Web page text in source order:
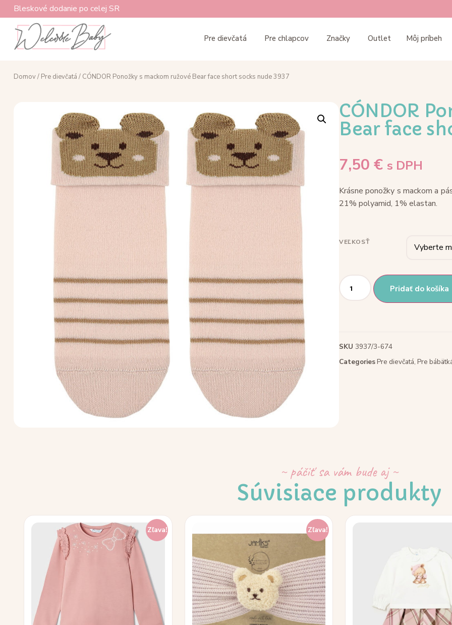
Bleskové dodanie po celej SR
Pre dievčatá Pre chlapcov Značky Outlet Môj príbeh
Domov/ Pre dievčatá / CÓNDOR Ponožky s mackom ružové Bear face short socks nude 3937
CÓNDOR
Bear face
7,50 € s DPH
Krásne ponožky s mackom a
21% polyamid, 1% elastan.
VEĽKOSŤ
Pridať do košíka
SKU 3937/3-674
CategoriesPre dievčatá, Pre
~ páčiť sa vám bude aj ~
Súvisiace produkty
Zľava! Zľava!